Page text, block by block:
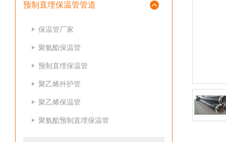
预制直埋保温管管道
保温管厂家
聚氨酯保温管
预制直埋保温管
聚乙烯外护管
聚乙烯保温管
聚氨酯预制直埋保温管